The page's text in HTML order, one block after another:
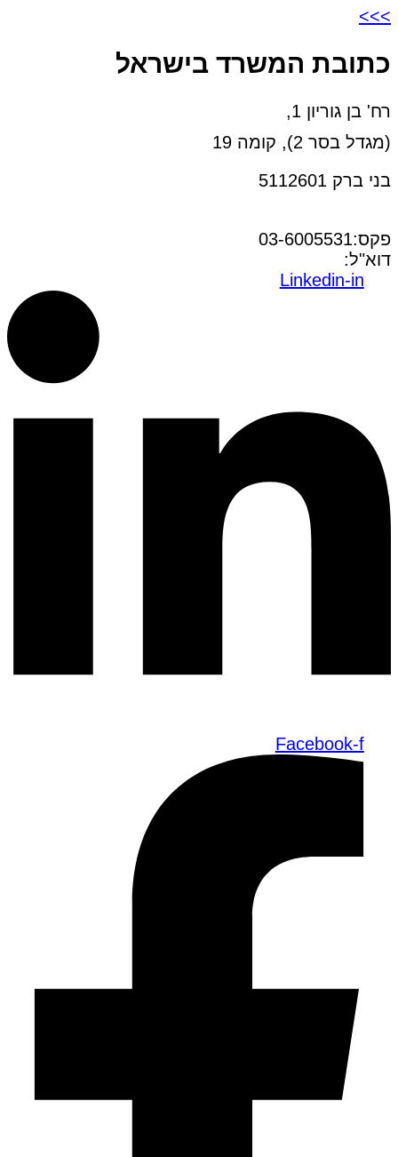
>>>
כתובת המשרד בישראל
רח' בן גוריון 1,
(מגדל בסר 2), קומה 19
בני ברק 5112601
פקס:03-6005531
דוא"ל:
Linkedin-in
Facebook-f